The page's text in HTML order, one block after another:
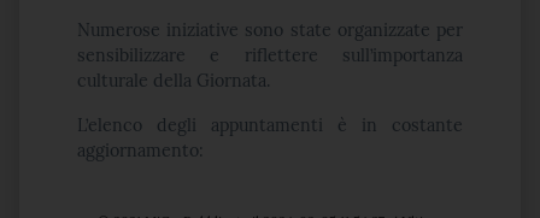
Numerose iniziative sono state organizzate per
sensibilizzare e riflettere sull’importanza
culturale della Giornata.
L’elenco degli appuntamenti è in costante
aggiornamento: